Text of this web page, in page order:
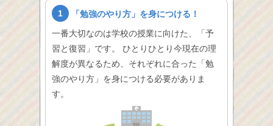
1
「勉強のやり方」を身につける！
一番大切なのは学校の授業に向けた、「予
習と復習」です。 ひとりひとり今現在の理
解度が異なるため、それぞれに合った「勉
強のやり方」を身につける必要がありま
す。